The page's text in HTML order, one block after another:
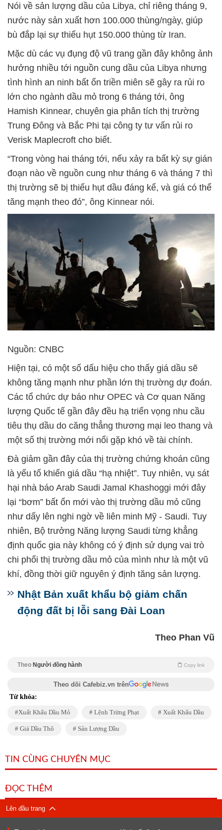
Nói về sản lượng dầu của Libya, chỉ riêng tháng 9,
nước này sản xuất hơn 100.000 thùng/ngày, giúp
bù đắp lại sự thiếu hụt 150.000 thùng từ Iran.
Mặc dù các vụ đụng độ vũ trang gần đây không ảnh
hưởng nhiều tới nguồn cung dầu của Libya nhưng
tình hình an ninh bất ổn triền miên sẽ gây ra rủi ro
lớn cho ngành dầu mỏ trong 6 tháng tới, ông
Hamish Kinnear, chuyên gia phân tích thị trường
Trung Đông và Bắc Phi tại công ty tư vấn rủi ro
Verisk Maplecroft cho biết.
“Trong vòng hai tháng tới, nếu xảy ra bất kỳ sự gián
đoạn nào về nguồn cung như tháng 6 và tháng 7 thì
thị trường sẽ bị thiếu hụt dầu đáng kể, và giá có thể
tăng mạnh theo đó”, ông Kinnear nói.
Nguồn: CNBC
Hiện tại, có một số dấu hiệu cho thấy giá dầu sẽ
không tăng mạnh như phần lớn thị trường dự đoán.
Các tổ chức dự báo như OPEC và Cơ quan Năng
lượng Quốc tế gần đây đều hạ triển vọng nhu cầu
tiêu thụ dầu do căng thẳng thương mại leo thang và
một số thị trường mới nổi gặp khó về tài chính.
Đà giảm gần đây của thị trường chứng khoán cũng
là yếu tố khiến giá dầu “hạ nhiệt”. Tuy nhiên, vụ sát
hại nhà báo Arab Saudi Jamal Khashoggi mới đây
lại “bơm” bất ổn mới vào thị trường dầu mỏ cũng
như dấy lên nghi ngờ về liên minh Mỹ - Saudi. Tuy
nhiên, Bộ trưởng Năng lượng Saudi từng khẳng
định quốc gia này không có ý định sử dụng vai trò
chi phối thị trường dầu mỏ của mình như là một vũ
khí, đồng thời giữ nguyên ý định tăng sản lượng.
Nhật Bản xuất khẩu bộ giảm chấn
động đất bị lỗi sang Đài Loan
Theo Phan Vũ
Theo Người đồng hành Copy link
Theo dõi Cafebiz.vn trên
Từ khóa:
Xuất Khẩu Dầu Mỏ Lệnh Trừng Phạt Xuất Khẩu Dầu
Giá Dầu Thô Sản Lượng Dầu
TIN CÙNG CHUYÊN MỤC
ĐỌC THÊM
Lên đầu trang